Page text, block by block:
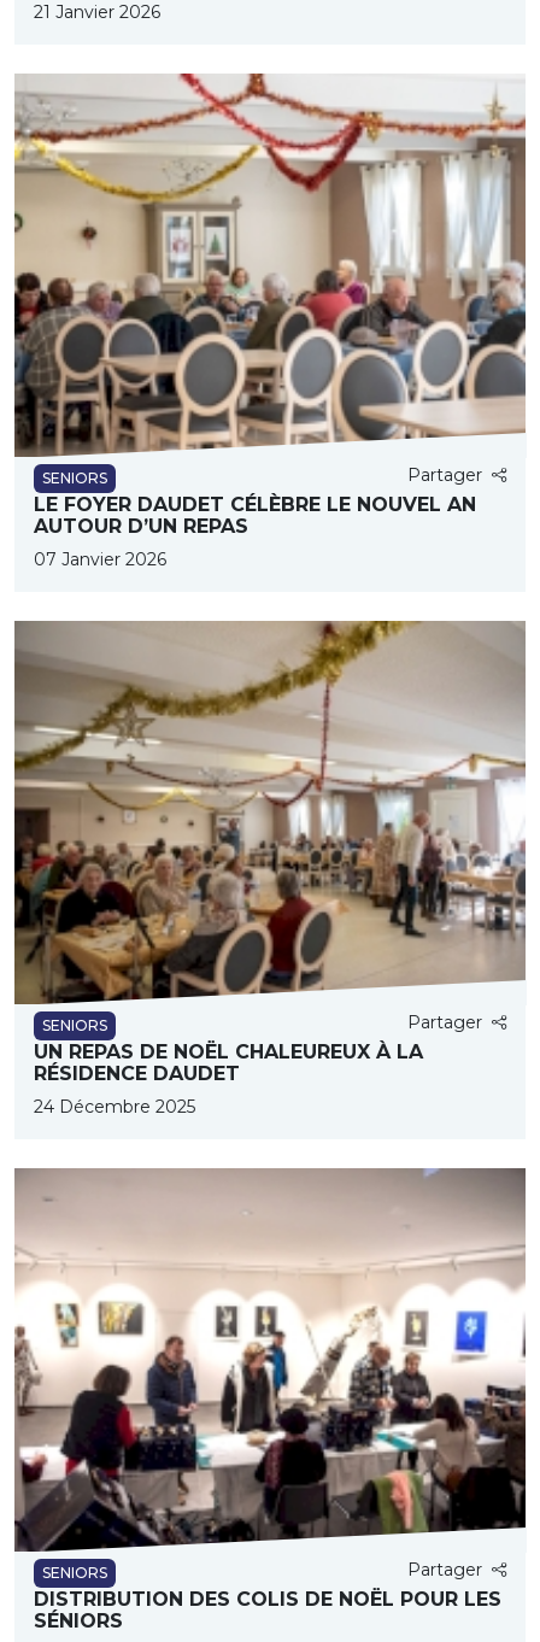
21 Janvier 2026
SENIORS Partager
LE FOYER DAUDET CÉLÈBRE LE NOUVEL AN
AUTOUR D’UN REPAS
07 Janvier 2026
SENIORS Partager
UN REPAS DE NOËL CHALEUREUX À LA
RÉSIDENCE DAUDET
24 Décembre 2025
SENIORS Partager
DISTRIBUTION DES COLIS DE NOËL POUR LES
SÉNIORS